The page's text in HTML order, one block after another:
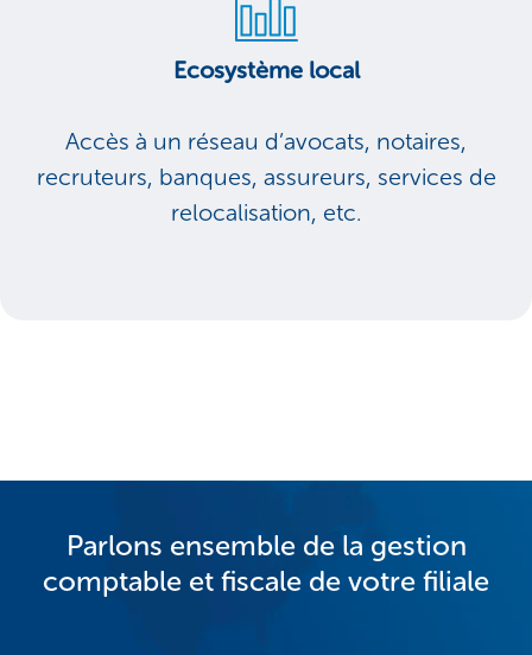
Ecosystème local
Accès à un réseau d’avocats, notaires,
recruteurs, banques, assureurs, services de
relocalisation, etc.
Parlons ensemble de la gestion
comptable et fiscale de votre filiale